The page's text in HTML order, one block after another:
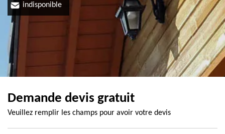
indisponible
Demande devis gratuit
Veuillez remplir les champs pour avoir votre devis